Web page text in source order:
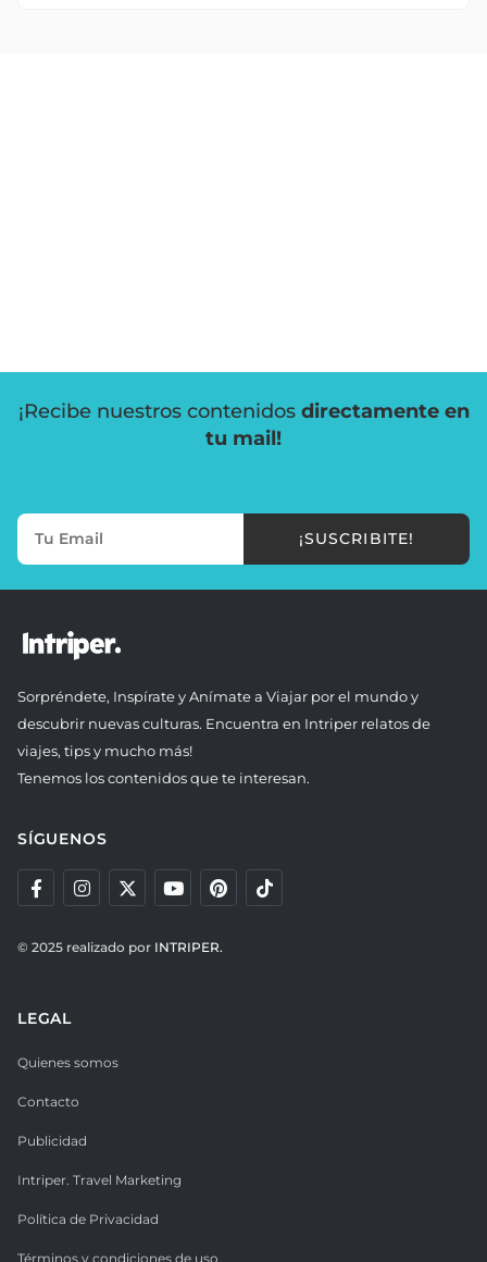
¡Recibe nuestros contenidos directamente en
tu mail!
¡SUSCRIBITE!
Sorpréndete, Inspírate y Anímate a Viajar por el mundo y
descubrir nuevas culturas. Encuentra en Intriper relatos de
viajes, tips y mucho más!
Tenemos los contenidos que te interesan.
SÍGUENOS
© 2025 realizado por INTRIPER.
LEGAL
Quienes somos
Contacto
Publicidad
Intriper. Travel Marketing
Política de Privacidad
Términos y condiciones de uso